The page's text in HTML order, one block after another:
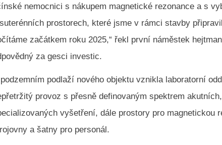
nemocnici s nákupem magnetické rezonance a s
prostorech, které jsme v rámci stavby
začátkem roku 2025,“ řekl první náměstek
za gesci investic.
podlaží nového objektu vznikla laboratorní
provoz s přesně definovaným spektrem
vyšetření, dále prostory pro magnetickou
a šatny pro personál.